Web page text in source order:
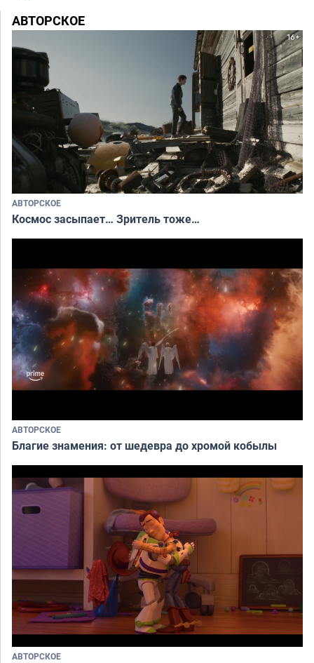
АВТОРСКОЕ
АВТОРСКОЕ
Космос засыпает… Зритель тоже…
АВТОРСКОЕ
Благие знамения: от шедевра до хромой кобылы
АВТОРСКОЕ